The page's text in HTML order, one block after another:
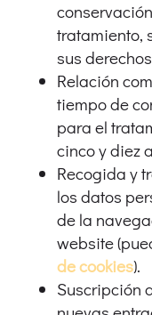
tratamiento,
sus
Relación
tiempo de
para el
cinco y diez
Recogida y
los datos
de la
website
de cookies).
Suscripción